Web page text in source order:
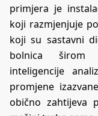
primjera je
koji razmjenjuje
koji su sastavni
bolnica širom
inteligencije
promjene
obično zahtijeva